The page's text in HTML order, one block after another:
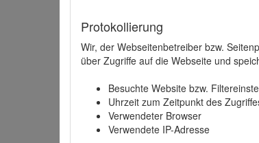
Protokollierung
Wir, der Webseitenbetreiber bzw.
über Zugriffe auf die Webseite und
Besuchte Website bzw.
Uhrzeit zum Zeitpunkt des
Verwendeter Browser
Verwendete IP-Adresse